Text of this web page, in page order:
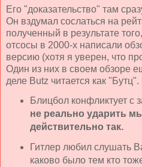
Его "доказательство" там
Он вздумал сослаться на
полученный в результате
отсосы в 2000-х написали
версию (хотя я уверен, что
Один из них в своем обзоре
деле Butz читается как "Бутц".
Блицбол конфликтует с
не реально ударить
действительно так.
Гитлер любил слушать
каково было тем кто